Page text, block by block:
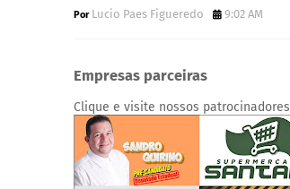
Lucio Paes Figueredo 9:02 AM
Empresas parceiras
Clique e visite nossos patrocinadores